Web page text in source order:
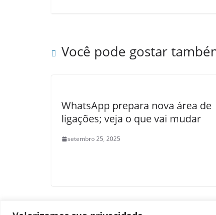
Você pode gostar
WhatsApp prepara nova área de
ligações; veja o que vai mudar
setembro 25, 2025